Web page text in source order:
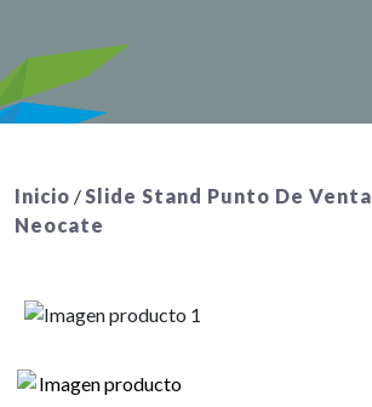
Inicio /Slide Stand Punto De Venta
Neocate